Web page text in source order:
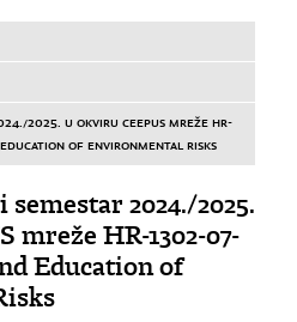
2025. U OKVIRU CEEPUS MREŽE HR-
OF ENVIRONMENTAL RISKS
2024./2025.
mreže HR-1302-07-
Education of